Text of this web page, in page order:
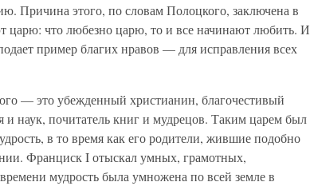
Причина этого, по словам Полоцкого, заключена в
царю: что любезно царю, то и все начинают любить. И
пример благих нравов — для исправления всех
— это убежденный христианин, благочестивый
и наук, почитатель книг и мудрецов. Таким царем был
в то время как его родители, жившие подобно
Франциск I отыскал умных, грамотных,
мудрость была умножена по всей земле в